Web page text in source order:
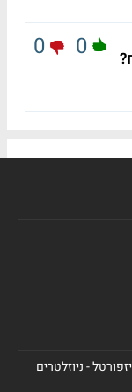
0
0
- ניוזלטרים